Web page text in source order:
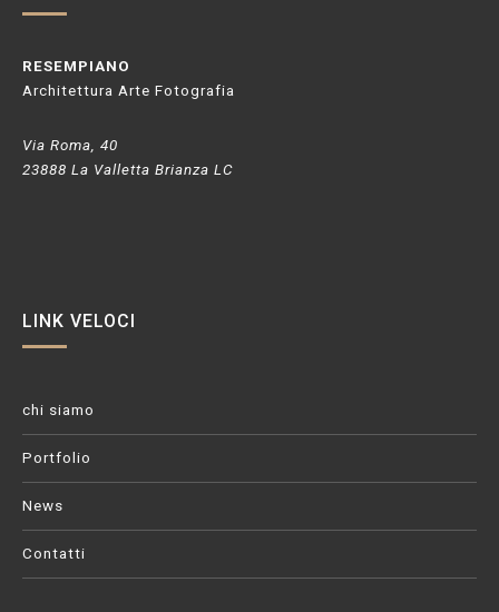
RESEMPIANO
Architettura Arte Fotografia
Via Roma, 40
23888 La Valletta Brianza LC
LINK VELOCI
chi siamo
Portfolio
News
Contatti